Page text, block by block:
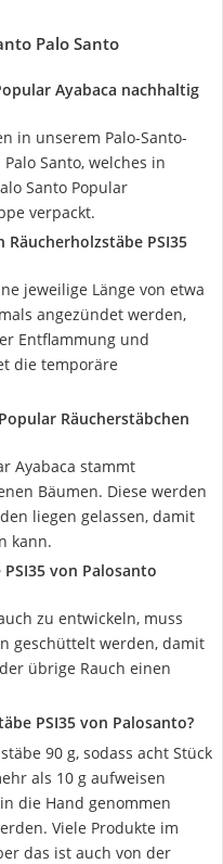
Palo Santo
Ayabaca nachhaltig
in unserem Palo-Santo-
Santo, welches in
Santo Popular
verpackt.
Räucherholzstäbe PSI35
jeweilige Länge von etwa
angezündet werden,
Entflammung und
die temporäre
Räucherstäbchen
Ayabaca stammt
Bäumen. Diese werden
liegen gelassen, damit
kann.
von Palosanto
zu entwickeln, muss
geschüttelt werden, damit
übrige Rauch einen
PSI35 von Palosanto?
90 g, sodass acht Stück
als 10 g aufweisen
die Hand genommen
Viele Produkte im
das ist auch von der